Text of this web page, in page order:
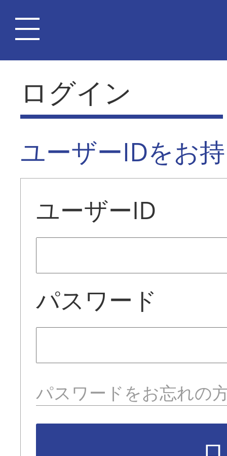
ログイン
ユーザーIDをお
ユーザーID
パスワード
パスワードをお忘れの